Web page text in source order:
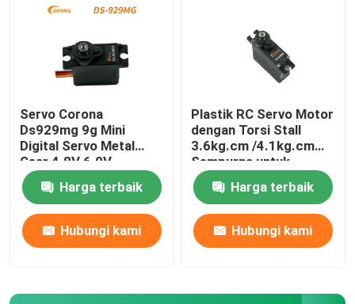
Servo Corona
Ds929mg 9g Mini
Digital Servo Metal
Gear 4.8V 6.0V
Harga terbaik
Hubungi kami
Plastik RC Servo Motor
dengan Torsi Stall
3.6kg.cm /4.1kg.cm
Sempurna untuk
Prototyping
Harga terbaik
Hubungi kami